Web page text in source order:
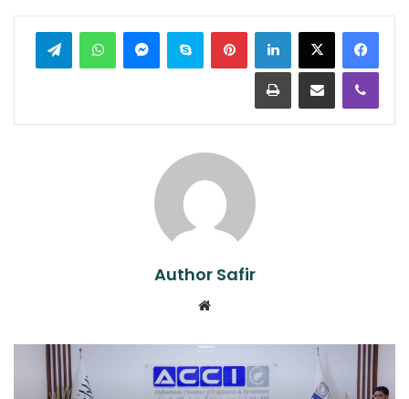
LinkedIn
Pinterest
Skype
Messenger
WhatsApp
Viber
Share via Email
Print
Author Safir